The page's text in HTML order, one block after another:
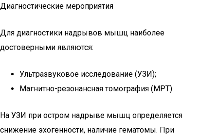
Диагностические мероприятия
Для диагностики надрывов мышц наиболее
достоверными являются:
Ультразвуковое исследование (УЗИ);
Магнитно-резонансная томография (МРТ).
На УЗИ при остром надрыве мышц определяется
снижение эхогенности, наличие гематомы. При